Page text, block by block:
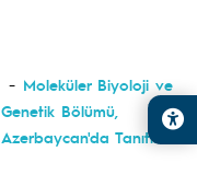
- Moleküler Biyoloji ve
Genetik Bölümü,
Azerbaycan'da Tanıtım